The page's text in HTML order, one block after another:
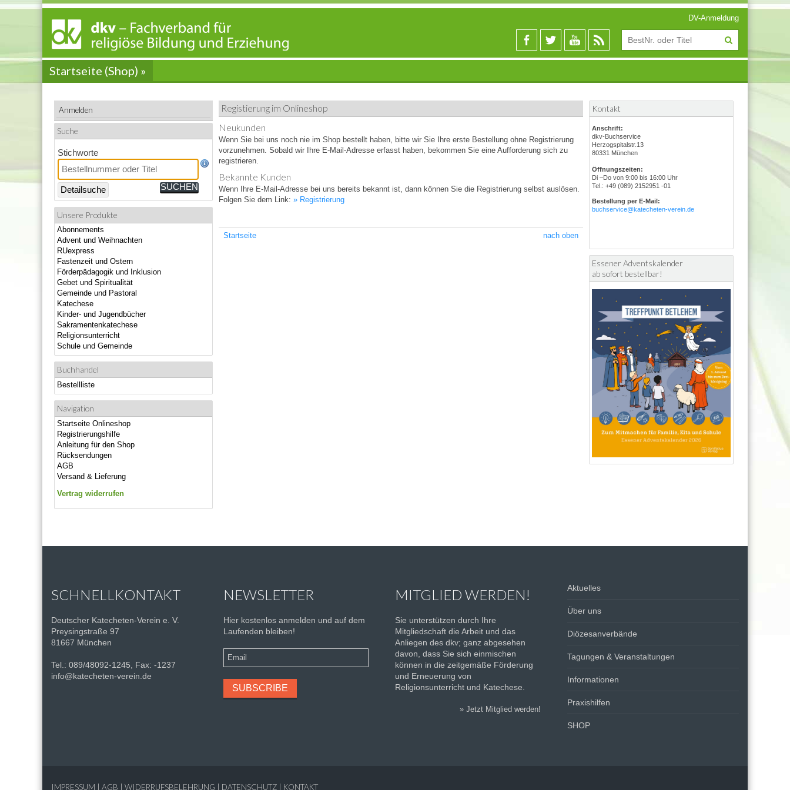
DV-Anmeldung
Startseite (Shop) »
Anmelden
Suche
Stichworte
Detailsuche
Unsere Produkte
Abonnements
Advent und Weihnachten
RUexpress
Fastenzeit und Ostern
Förderpädagogik und Inklusion
Gebet und Spiritualität
Gemeinde und Pastoral
Katechese
Kinder- und Jugendbücher
Sakramentenkatechese
Religionsunterricht
Schule und Gemeinde
Buchhandel
Bestellliste
Navigation
Startseite Onlineshop
Registrierungshilfe
Anleitung für den Shop
Rücksendungen
AGB
Versand & Lieferung
Vertrag widerrufen
Registierung im Onlineshop
Neukunden
Wenn Sie bei uns noch nie im Shop bestellt haben, bitte wir Sie Ihre erste Bestellung ohne Registrierung
vorzunehmen. Sobald wir Ihre E-Mail-Adresse erfasst haben, bekommen Sie eine Aufforderung sich zu
registrieren.
Bekannte Kunden
Wenn Ihre E-Mail-Adresse bei uns bereits bekannt ist, dann können Sie die Registrierung selbst auslösen.
Folgen Sie dem Link: » Registrierung
Startseite nach oben
Kontakt
Anschrift:
dkv-Buchservice
Herzogspitalstr.13
80331 München
Öffnungszeiten:
Di –Do von 9:00 bis 16:00 Uhr
Tel.: +49 (089) 2152951 -01
Bestellung per E-Mail:
buchservice@katecheten-verein.de
Essener Adventskalender
ab sofort bestellbar!
SCHNELLKONTAKT
Deutscher Katecheten-Verein e. V.
Preysingstraße 97
81667 München
Tel.: 089/48092-1245, Fax: -1237
info@katecheten-verein.de
NEWSLETTER
Hier kostenlos anmelden und auf dem
Laufenden bleiben!
MITGLIED WERDEN!
Sie unterstützen durch Ihre
Mitgliedschaft die Arbeit und das
Anliegen des dkv; ganz abgesehen
davon, dass Sie sich einmischen
können in die zeitgemäße Förderung
und Erneuerung von
Religionsunterricht und Katechese.
» Jetzt Mitglied werden!
Aktuelles
Über uns
Diözesanverbände
Tagungen & Veranstaltungen
Informationen
Praxishilfen
SHOP
IMPRESSUM AGB WIDERRUFSBELEHRUNG DATENSCHUTZ KONTAKT